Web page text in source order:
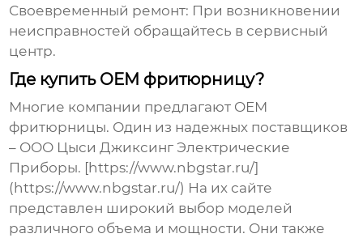
Своевременный ремонт: При возникновении
неисправностей обращайтесь в сервисный
центр.
Где купить OEM фритюрницу?
Многие компании предлагают OEM
фритюрницы. Один из надежных поставщиков
– ООО Цыси Джиксинг Электрические
Приборы. [https://www.nbgstar.ru/]
(https://www.nbgstar.ru/) На их сайте
представлен широкий выбор моделей
различного объема и мощности. Они также